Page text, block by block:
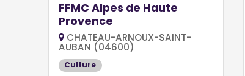
FFMC Alpes de Haute
Provence
CHATEAU-ARNOUX-SAINT-
AUBAN (04600)
Culture